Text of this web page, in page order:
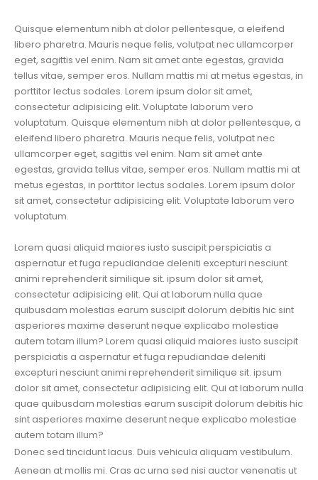
Quisque elementum nibh at dolor pellentesque, a eleifend
libero pharetra. Mauris neque felis, volutpat nec ullamcorper
eget, sagittis vel enim. Nam sit amet ante egestas, gravida
tellus vitae, semper eros. Nullam mattis mi at metus egestas, in
porttitor lectus sodales. Lorem ipsum dolor sit amet,
consectetur adipisicing elit. Voluptate laborum vero
voluptatum. Quisque elementum nibh at dolor pellentesque, a
eleifend libero pharetra. Mauris neque felis, volutpat nec
ullamcorper eget, sagittis vel enim. Nam sit amet ante
egestas, gravida tellus vitae, semper eros. Nullam mattis mi at
metus egestas, in porttitor lectus sodales. Lorem ipsum dolor
sit amet, consectetur adipisicing elit. Voluptate laborum vero
voluptatum.
Lorem quasi aliquid maiores iusto suscipit perspiciatis a
aspernatur et fuga repudiandae deleniti excepturi nesciunt
animi reprehenderit similique sit. ipsum dolor sit amet,
consectetur adipisicing elit. Qui at laborum nulla quae
quibusdam molestias earum suscipit dolorum debitis hic sint
asperiores maxime deserunt neque explicabo molestiae
autem totam illum? Lorem quasi aliquid maiores iusto suscipit
perspiciatis a aspernatur et fuga repudiandae deleniti
excepturi nesciunt animi reprehenderit similique sit. ipsum
dolor sit amet, consectetur adipisicing elit. Qui at laborum nulla
quae quibusdam molestias earum suscipit dolorum debitis hic
sint asperiores maxime deserunt neque explicabo molestiae
autem totam illum?
Donec sed tincidunt lacus. Duis vehicula aliquam vestibulum.
Aenean at mollis mi. Cras ac urna sed nisi auctor venenatis ut